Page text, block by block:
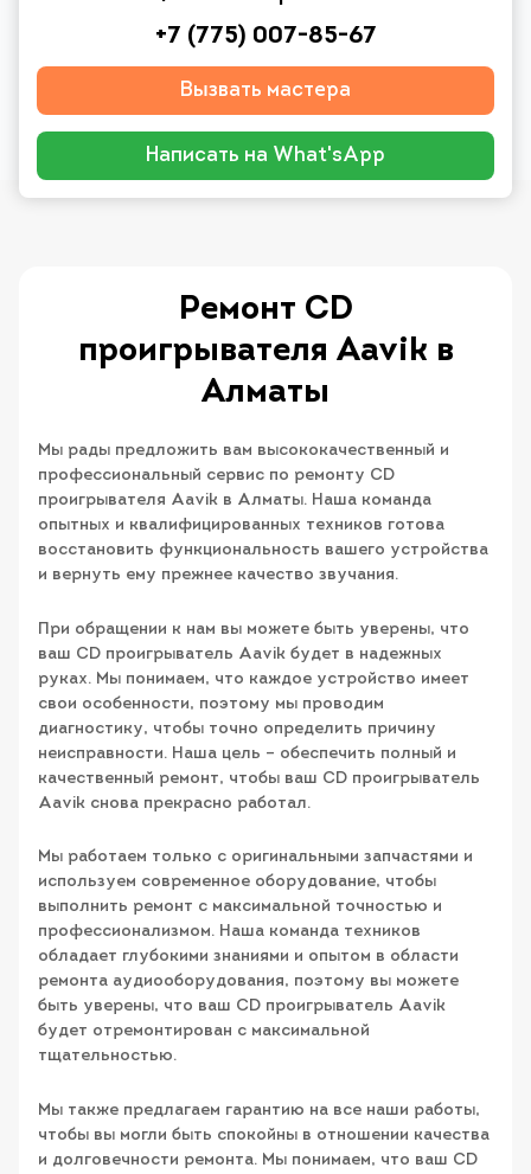
+7 (775) 007-85-67
Вызвать мастера
Написать на What'sApp
Ремонт CD
проигрывателя Aavik в
Алматы
Мы рады предложить вам высококачественный и
профессиональный сервис по ремонту CD
проигрывателя Aavik в Алматы. Наша команда
опытных и квалифицированных техников готова
восстановить функциональность вашего устройства
и вернуть ему прежнее качество звучания.
При обращении к нам вы можете быть уверены, что
ваш CD проигрыватель Aavik будет в надежных
руках. Мы понимаем, что каждое устройство имеет
свои особенности, поэтому мы проводим
диагностику, чтобы точно определить причину
неисправности. Наша цель – обеспечить полный и
качественный ремонт, чтобы ваш CD проигрыватель
Aavik снова прекрасно работал.
Мы работаем только с оригинальными запчастями и
используем современное оборудование, чтобы
выполнить ремонт с максимальной точностью и
профессионализмом. Наша команда техников
обладает глубокими знаниями и опытом в области
ремонта аудиооборудования, поэтому вы можете
быть уверены, что ваш CD проигрыватель Aavik
будет отремонтирован с максимальной
тщательностью.
Мы также предлагаем гарантию на все наши работы,
чтобы вы могли быть спокойны в отношении качества
и долговечности ремонта. Мы понимаем, что ваш CD